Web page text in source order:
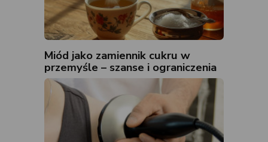
Miód jako zamiennik cukru w
przemyśle – szanse i ograniczenia